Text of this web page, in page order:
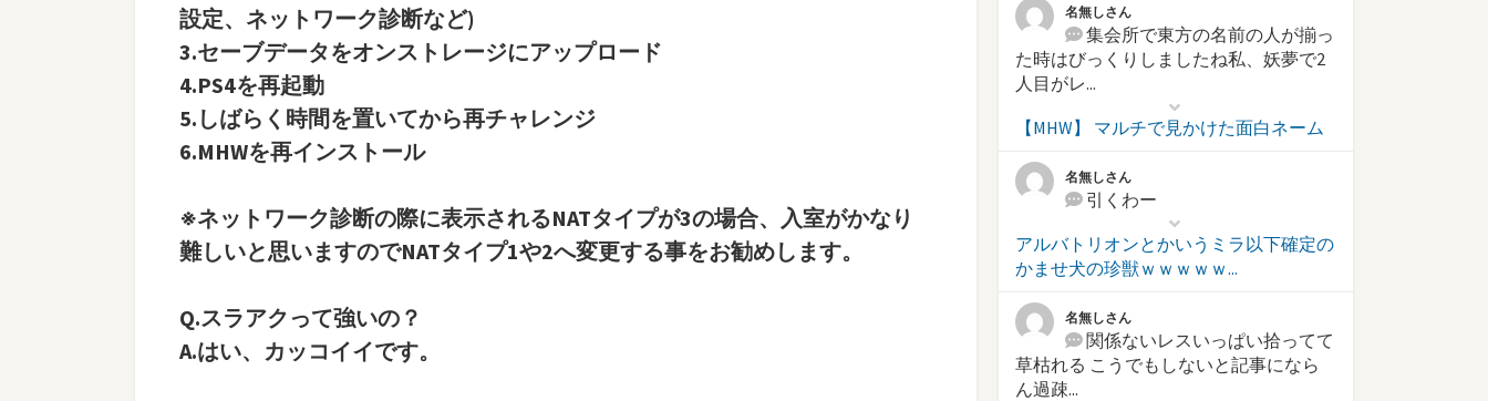
設定、ネットワーク診断など)
3.セーブデータをオンストレージにアップロード
4.PS4を再起動
5.しばらく時間を置いてから再チャレンジ
6.MHWを再インストール
※ネットワーク診断の際に表示されるNATタイプが3の場合、入室がかなり
難しいと思いますのでNATタイプ1や2へ変更する事をお勧めします。
Q.スラアクって強いの？
A.はい、カッコイイです。
名無しさん
集会所で東方の名前の人が揃っ
た時はびっくりしましたね私、妖夢で2
人目がレ...
【MHW】 マルチで見かけた面白ネーム
名無しさん
引くわー
アルバトリオンとかいうミラ以下確定の
かませ犬の珍獣ｗｗｗｗｗ...
名無しさん
関係ないレスいっぱい拾ってて
草枯れる こうでもしないと記事になら
ん過疎...